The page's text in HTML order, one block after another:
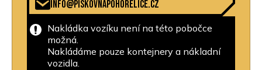
info@piskovnapohorelice.cz
Nakládka vozíku není na této pobočce
možná.
Nakládáme pouze kontejnery a nákladní
vozidla.